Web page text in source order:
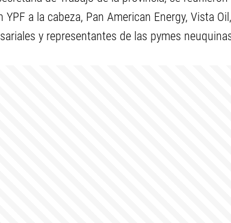
YPF a la cabeza, Pan American Energy, Vista
y representantes de las pymes